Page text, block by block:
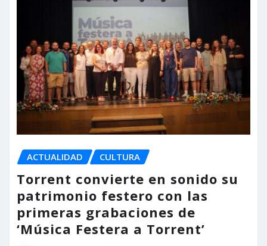
ACTUALIDAD CULTURA
Torrent convierte en sonido su
patrimonio festero con las
primeras grabaciones de
‘Música Festera a Torrent’